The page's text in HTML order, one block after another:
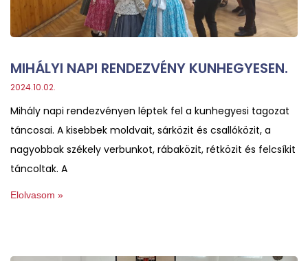
MIHÁLYI NAPI RENDEZVÉNY KUNHEGYESEN.
2024.10.02.
Mihály napi rendezvényen léptek fel a kunhegyesi tagozat
táncosai. A kisebbek moldvait, sárközit és csallóközit, a
nagyobbak székely verbunkot, rábaközit, rétközit és felcsíkit
táncoltak. A
Elolvasom »